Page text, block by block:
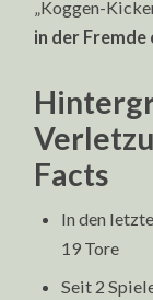
„Koggen-
in der Fremde
Facts
In den
19 Tore
Seit 2